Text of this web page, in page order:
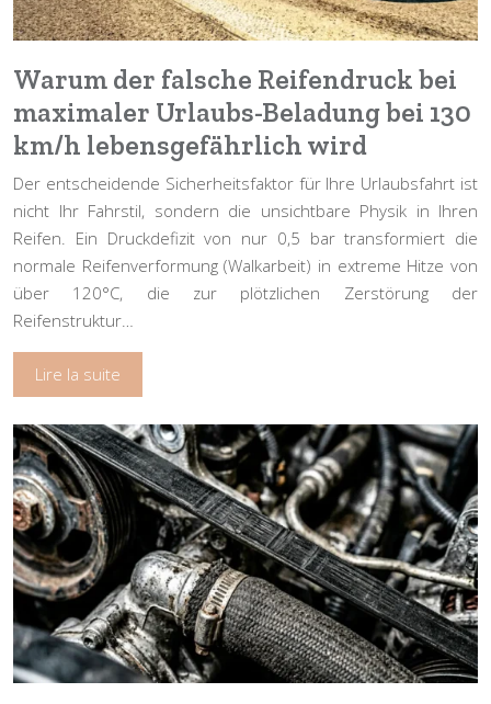
Warum der falsche Reifendruck bei
maximaler Urlaubs-Beladung bei 130
km/h lebensgefährlich wird
Der entscheidende Sicherheitsfaktor für Ihre Urlaubsfahrt ist
nicht Ihr Fahrstil, sondern die unsichtbare Physik in Ihren
Reifen. Ein Druckdefizit von nur 0,5 bar transformiert die
normale Reifenverformung (Walkarbeit) in extreme Hitze von
über 120°C, die zur plötzlichen Zerstörung der
Reifenstruktur…
Lire la suite